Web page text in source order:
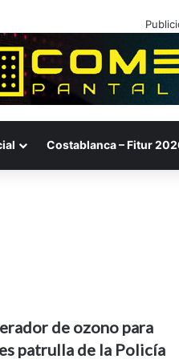
Costablanca – Fitur
de ozono para
patrulla de la Policía